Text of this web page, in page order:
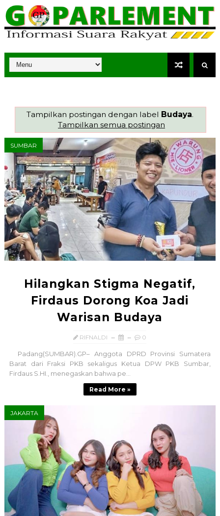
Tampilkan postingan dengan label Budaya.
Tampilkan semua postingan
SUMBAR
Hilangkan Stigma Negatif,
Firdaus Dorong Koa Jadi
Warisan Budaya
RIFNALDI 0
Padang(SUMBAR).GP– Anggota DPRD Provinsi Sumatera
Barat dari Fraksi PKB sekaligus Ketua DPW PKB Sumbar,
Firdaus S.HI., menegaskan bahwa pe...
Read More »
JAKARTA